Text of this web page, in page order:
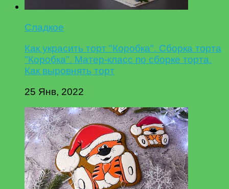
Сладкое
Как украсить торт "Коробка". Сборка торта
"Коробка". Матер-класс по сборке торта.
Как выровнять торт
25 Янв, 2022